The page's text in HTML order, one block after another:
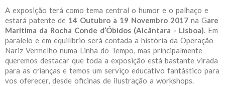
A exposição terá como tema central o humor e o palhaço e
estará patente de 14 Outubro a 19 Novembro 2017 na Gare
Marítima da Rocha Conde d’Óbidos (Alcântara - Lisboa). Em
paralelo e em equilíbrio será contada a história da Operação
Nariz Vermelho numa Linha do Tempo, mas principalmente
queremos destacar que toda a exposição está bastante virada
para as crianças e temos um serviço educativo fantástico para
vos oferecer, desde oficinas de ilustração a workshops.